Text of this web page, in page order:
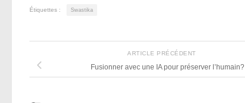
Étiquettes : Swastika
ARTICLE PRÉCÉDENT
Fusionner avec une IA pour préserver l’humain?